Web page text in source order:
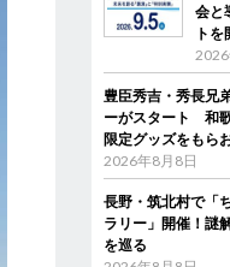
会と
トを
豊臣秀吉・秀長兄
ーがスタート 和
限定グッズをもら
2026年8月8日
長野・筑北村で「
ラリー」開催！謎
を巡る